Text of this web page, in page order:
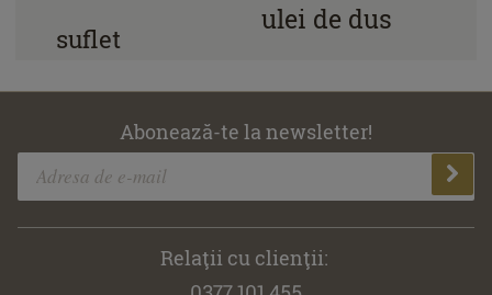
ulei de dus
suflet
Abonează-te la newsletter!
Relaţii cu clienţii: